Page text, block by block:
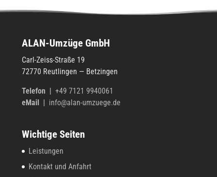
liste
ALAN-Umzüge GmbH
Carl-Zeiss-Straße 19
72770 Reut­lin­gen — Betzingen
Tele­fon | +49 7121 9940061
eMail | info@alan-umzuege.de
Wichtige Seiten
Leistungen
Kontakt und Anfahrt